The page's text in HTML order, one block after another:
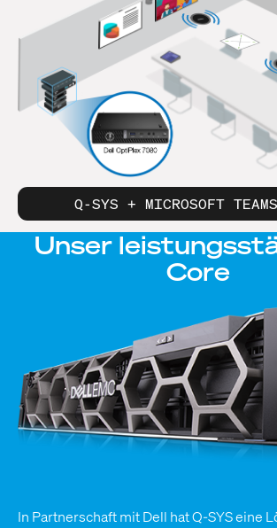
Q-SYS + MICROSOFT
Unser
Core
In Partnerschaft mit Dell hat Q-SYS eine